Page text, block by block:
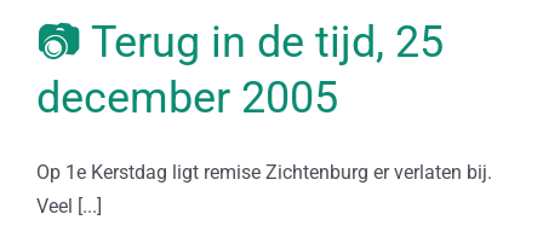
📷 Terug in de tijd, 25
december 2005
Op 1e Kerstdag ligt remise Zichtenburg er verlaten bij.
Veel [...]